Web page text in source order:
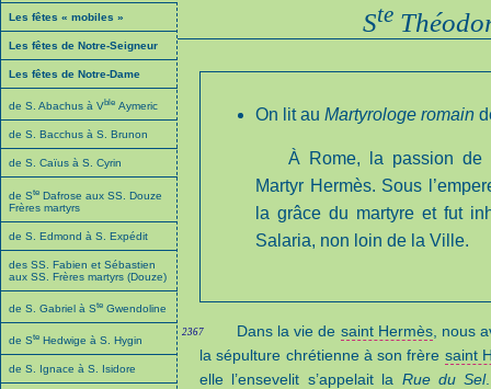
Les fêtes « mobiles »
Les fêtes de Notre-Seigneur
Les fêtes de Notre-Dame
de S. Abachus à Vble Aymeric
de S. Bacchus à S. Brunon
de S. Caïus à S. Cyrin
de Ste Dafrose aux SS. Douze
Frères martyrs
de S. Edmond à S. Expédit
des SS. Fabien et Sébastien
aux SS. Frères martyrs (Douze)
de S. Gabriel à Ste Gwendoline
de Ste Hedwige à S. Hygin
de S. Ignace à S. Isidore
Ste
On lit au Martyrologe romain
À Rome, la passion de
Martyr Hermès. Sous
la grâce du martyre et fut
Salaria, non loin de la Ville.
2367 Dans la vie de saint Hermès, nous
la sépulture chrétienne à son frère saint
elle l’ensevelit s’appelait la Rue du Sel